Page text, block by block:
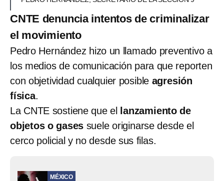
CNTE denuncia intentos de criminalizar
el movimiento
Pedro Hernández hizo un llamado preventivo a
los medios de comunicación para que reporten
con objetividad cualquier posible agresión
física.
La CNTE sostiene que el lanzamiento de
objetos o gases suele originarse desde el
cerco policial y no desde sus filas.
MÉXICO